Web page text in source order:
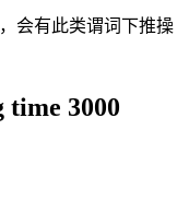
会有此类谓词下推操
time 3000